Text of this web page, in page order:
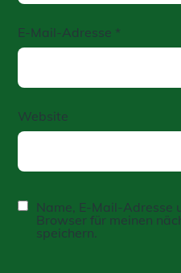
E-Mail-Adresse *
Website
Name, E-Mail-Adresse
Browser für meinen
speichern.